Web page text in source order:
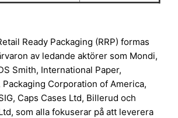
Ready Packaging (RRP) formas
av ledande aktörer som Mondi,
Smith, International Paper,
Corporation of America,
Caps Cases Ltd, Billerud och
som alla fokuserar på att leverera